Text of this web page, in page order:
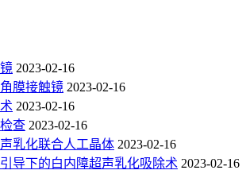
2023-02-16
膜接触镜 2023-02-16
2023-02-16
查 2023-02-16
乳化联合人工晶体 2023-02-16
导下的白内障超声乳化吸除术 2023-02-16